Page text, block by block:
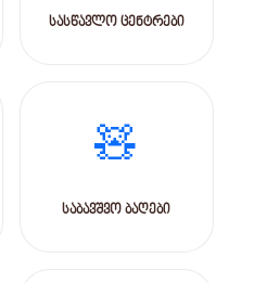
სასწავლო ცენტრები
🧸
საბავშვო ბაღები